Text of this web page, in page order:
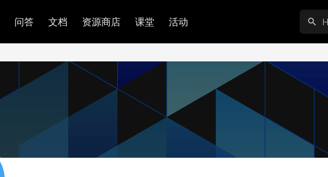
问答 文档 资源商店 课堂 活动